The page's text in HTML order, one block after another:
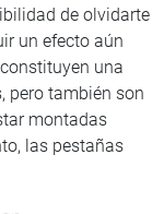
de olvidarte
un efecto aún
una
pero también son
montadas
las pestañas